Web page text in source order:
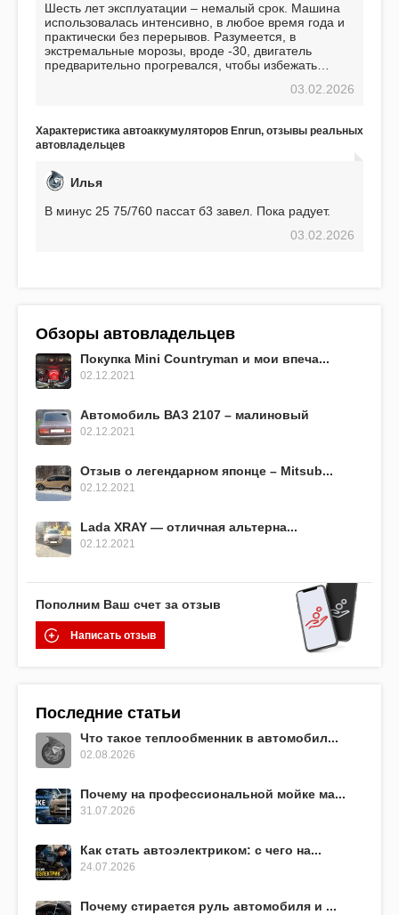
Шесть лет эксплуатации – немалый срок. Машина
использовалась интенсивно, в любое время года и
практически без перерывов. Разумеется, в
экстремальные морозы, вроде -30, двигатель
предварительно прогревался, чтобы избежать
использования не было ни единой поломки,
EFB 75. Судя по характеристикам, он даже
превосходит предыдущую модель.
03.02.2026
Характеристика автоаккумуляторов Enrun, отзывы реальных
автовладельцев
Илья
В минус 25 75/760 пассат б3 завел. Пока радует.
03.02.2026
Обзоры автовладельцев
Покупка Mini Countryman и мои впеча...
02.12.2021
Автомобиль ВАЗ 2107 – малиновый
02.12.2021
Отзыв о легендарном японце – Mitsub...
02.12.2021
Lada XRAY — отличная альтерна...
02.12.2021
Пополним Ваш счет за отзыв
Написать отзыв
Последние статьи
Что такое теплообменник в автомобил...
02.08.2026
Почему на профессиональной мойке ма...
31.07.2026
Как стать автоэлектриком: с чего на...
24.07.2026
Почему стирается руль автомобиля и ...